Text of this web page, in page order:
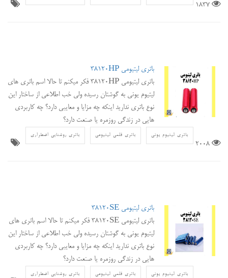
1837
باتری لیتیومی 38120HP
باتری لیتیومی 38120HP فکر میکنم تا حالا اسم باتری های
لیتیوم یونی به گوشتان رسیده ولی خب اطلاعی از ساختار این
نوع باتری ندارید اینکه چه مزایا و معایبی دارد؟ چه کاربردی
هایی در زندگی روزمره یا صنعت دارد؟
2008
باتری لیتیوم یونی باتری قلمی لیتیومی باتری روشنایی اضطراری
باتری لیتیومی 38120SE
باتری لیتیومی 38120SE فکر میکنم تا حالا اسم باتری های
لیتیوم یونی به گوشتان رسیده ولی خب اطلاعی از ساختار این
نوع باتری ندارید اینکه چه مزایا و معایبی دارد؟ چه کاربردی
هایی در زندگی روزمره یا صنعت دارد؟
باتری لیتیوم یونی باتری قلمی لیتیومی باتری روشنایی اضطراری